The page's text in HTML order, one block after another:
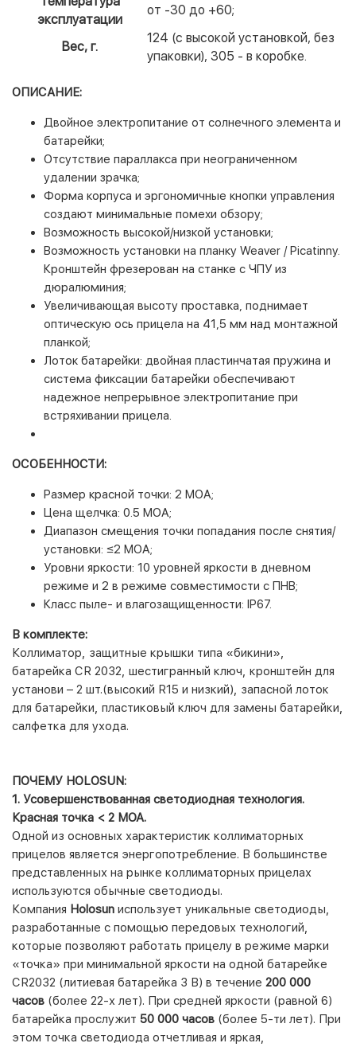
эксплуатации
от -30 до +60;
Вес, г.
124 (с высокой установкой, без
упаковки), 305 - в коробке.
ОПИСАНИЕ:
Двойное электропитание от солнечного элемента и
батарейки;
Отсутствие параллакса при неограниченном
удалении зрачка;
Форма корпуса и эргономичные кнопки управления
создают минимальные помехи обзору;
Возможность высокой/низкой установки;
Возможность установки на планку Weaver / Picatinny.
Кронштейн фрезерован на станке с ЧПУ из
дюралюминия;
Увеличивающая высоту проставка, поднимает
оптическую ось прицела на 41,5 мм над монтажной
планкой;
Лоток батарейки: двойная пластинчатая пружина и
система фиксации батарейки обеспечивают
надежное непрерывное электропитание при
встряхивании прицела.
ОСОБЕННОСТИ:
Размер красной точки: 2 МОА;
Цена щелчка: 0.5 МОА;
Диапазон смещения точки попадания после снятия/
установки: ≤2 МОА;
Уровни яркости: 10 уровней яркости в дневном
режиме и 2 в режиме совместимости с ПНВ;
Класс пыле- и влагозащищенности: IP67.
В комплекте:
Коллиматор, защитные крышки типа «бикини»,
батарейка CR 2032, шестигранный ключ, кронштейн для
установи – 2 шт.(высокий R15 и низкий), запасной лоток
для батарейки, пластиковый ключ для замены батарейки,
салфетка для ухода.
ПОЧЕМУ HOLOSUN:
1. Усовершенствованная светодиодная технология.
Красная точка < 2 MOA.
Одной из основных характеристик коллиматорных
прицелов является энергопотребление. В большинстве
представленных на рынке коллиматорных прицелах
используются обычные светодиоды.
Компания Holosun использует уникальные светодиоды,
разработанные с помощью передовых технологий,
которые позволяют работать прицелу в режиме марки
«точка» при минимальной яркости на одной батарейке
CR2032 (литиевая батарейка 3 В) в течение 200 000
часов (более 22-х лет). При средней яркости (равной 6)
батарейка прослужит 50 000 часов (более 5-ти лет). При
этом точка светодиода отчетливая и яркая,